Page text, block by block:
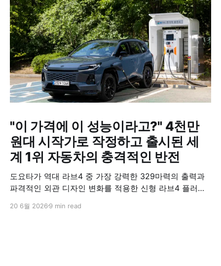
"이 가격에 이 성능이라고?" 4천만
원대 시작가로 작정하고 출시된 세
계 1위 자동차의 충격적인 반전
도요타가 역대 라브4 중 가장 강력한 329마력의 출력과
파격적인 외관 디자인 변화를 적용한 신형 라브4 플러그
충전이 가능하고 전기 모드로만 70km 이상 주행할 수 있
20 6월 2026 9 min read